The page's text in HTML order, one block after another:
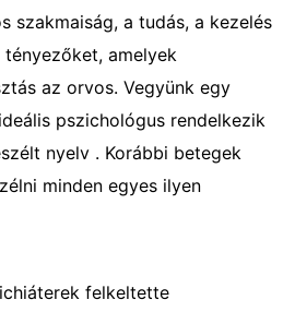
szakmaiság, a tudás, a kezelés
amelyek
az orvos. Vegyünk egy
pszichológus rendelkezik
nyelv . Korábbi betegek
minden egyes ilyen
felkeltette